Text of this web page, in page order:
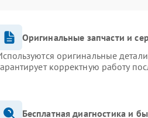
Оригинальные запчасти и
оригинальные
корректную работу
Бесплатная диагностика и